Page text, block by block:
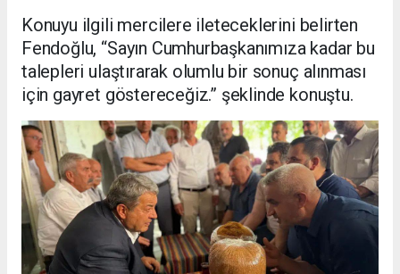
Konuyu ilgili mercilere ileteceklerini belirten
Fendoğlu, “Sayın Cumhurbaşkanımıza kadar bu
talepleri ulaştırarak olumlu bir sonuç alınması
için gayret göstereceğiz.” şeklinde konuştu.